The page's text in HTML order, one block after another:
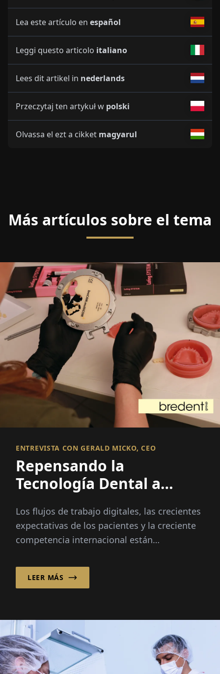
Lea este artículo en español
Leggi questo articolo italiano
Lees dit artikel in nederlands
Przeczytaj ten artykuł w polski
Olvassa el ezt a cikket magyarul
Más artículos sobre el tema
ENTREVISTA CON GERALD MICKO, CEO
Repensando la
Tecnología Dental a
Integrada
Los flujos de trabajo digitales, las crecientes
expectativas de los pacientes y la creciente
competencia internacional están
rápido que nunca...
LEER MÁS